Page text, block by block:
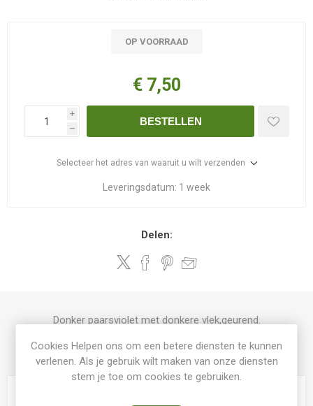
OP VOORRAAD
€ 7,50
i
h
BESTELLEN
Selecteer het adres van waaruit u wilt verzenden
Leveringsdatum: 1 week
Delen:
Donker paarsviolet met donkere vlek,geurend.
PRODUCT SPECIFICATIES
Cookies Helpen ons om een betere diensten te kunnen
verlenen. Als je gebruik wilt maken van onze diensten
stem je toe om cookies te gebruiken.